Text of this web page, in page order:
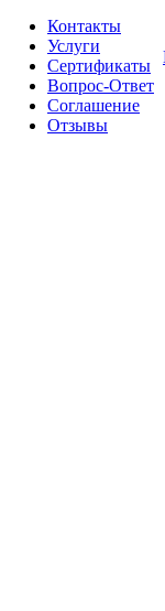
Контакты
Услуги
Сертификаты
Вопрос-Ответ
Соглашение
Отзывы